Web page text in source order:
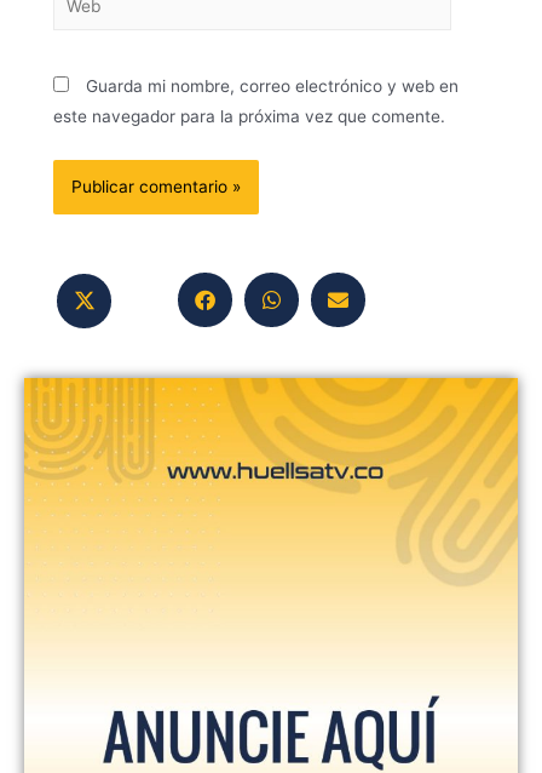
Guarda mi nombre, correo electrónico y web en
este navegador para la próxima vez que comente.